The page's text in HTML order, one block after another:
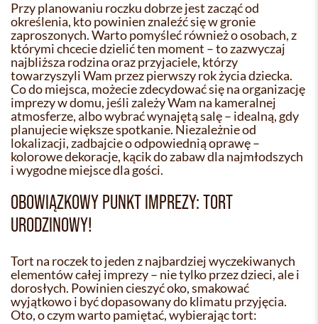
Przy planowaniu roczku dobrze jest zacząć od
określenia, kto powinien znaleźć się w gronie
zaproszonych. Warto pomyśleć również o osobach, z
którymi chcecie dzielić ten moment – to zazwyczaj
najbliższa rodzina oraz przyjaciele, którzy
towarzyszyli Wam przez pierwszy rok życia dziecka.
Co do miejsca, możecie zdecydować się na organizację
imprezy w domu, jeśli zależy Wam na kameralnej
atmosferze, albo wybrać wynajętą salę – idealną, gdy
planujecie większe spotkanie. Niezależnie od
lokalizacji, zadbajcie o odpowiednią oprawę –
kolorowe dekoracje, kącik do zabaw dla najmłodszych
i wygodne miejsce dla gości.
OBOWIĄZKOWY PUNKT IMPREZY: TORT
URODZINOWY!
Tort na roczek to jeden z najbardziej wyczekiwanych
elementów całej imprezy – nie tylko przez dzieci, ale i
dorosłych. Powinien cieszyć oko, smakować
wyjątkowo i być dopasowany do klimatu przyjęcia.
Oto, o czym warto pamiętać, wybierając tort: